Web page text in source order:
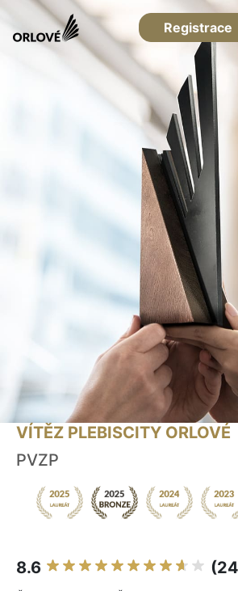
Registrace
VÍTĚZ PLEBISCITY ORLOVÉ
PVZP
8.6